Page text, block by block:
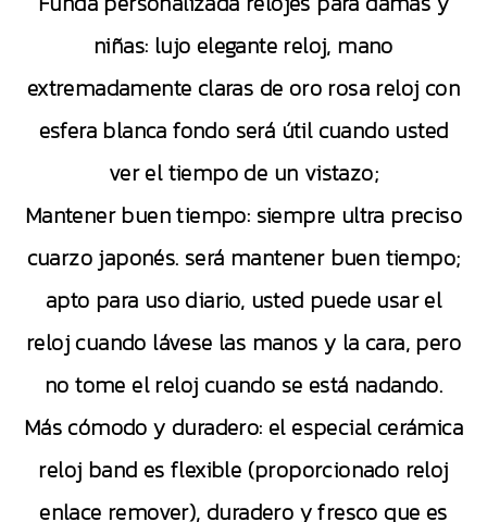
niñas: lujo elegante reloj, mano
extremadamente claras de oro rosa reloj con
esfera blanca fondo será útil cuando usted
ver el tiempo de un vistazo;
Mantener buen tiempo: siempre ultra preciso
cuarzo japonés. será mantener buen tiempo;
apto para uso diario, usted puede usar el
reloj cuando lávese las manos y la cara, pero
no tome el reloj cuando se está nadando.
Más cómodo y duradero: el especial cerámica
reloj band es flexible (proporcionado reloj
enlace remover), duradero y fresco que es